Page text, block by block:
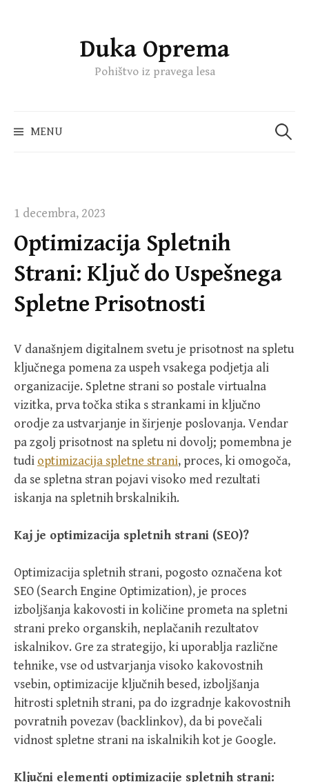
Duka Oprema
Pohištvo iz pravega lesa
MENU
1 decembra, 2023
Optimizacija Spletnih
Strani: Ključ do Uspešnega
Spletne Prisotnosti
V današnjem digitalnem svetu je prisotnost na spletu
ključnega pomena za uspeh vsakega podjetja ali
organizacije. Spletne strani so postale virtualna
vizitka, prva točka stika s strankami in ključno
orodje za ustvarjanje in širjenje poslovanja. Vendar
pa zgolj prisotnost na spletu ni dovolj; pomembna je
tudi optimizacija spletne strani, proces, ki omogoča,
da se spletna stran pojavi visoko med rezultati
iskanja na spletnih brskalnikih.
Kaj je optimizacija spletnih strani (SEO)?
Optimizacija spletnih strani, pogosto označena kot
SEO (Search Engine Optimization), je proces
izboljšanja kakovosti in količine prometa na spletni
strani preko organskih, neplačanih rezultatov
iskalnikov. Gre za strategijo, ki uporablja različne
tehnike, vse od ustvarjanja visoko kakovostnih
vsebin, optimizacije ključnih besed, izboljšanja
hitrosti spletnih strani, pa do izgradnje kakovostnih
povratnih povezav (backlinkov), da bi povečali
vidnost spletne strani na iskalnikih kot je Google.
Ključni elementi optimizacije spletnih strani: